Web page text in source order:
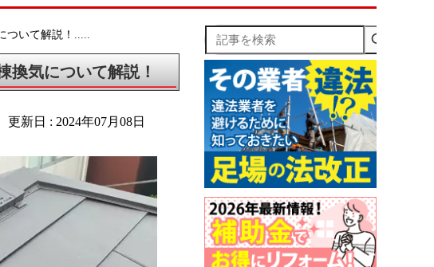
ついて解説！.....
換気について解説！
更新日 : 2024年07月08日
記事を検索